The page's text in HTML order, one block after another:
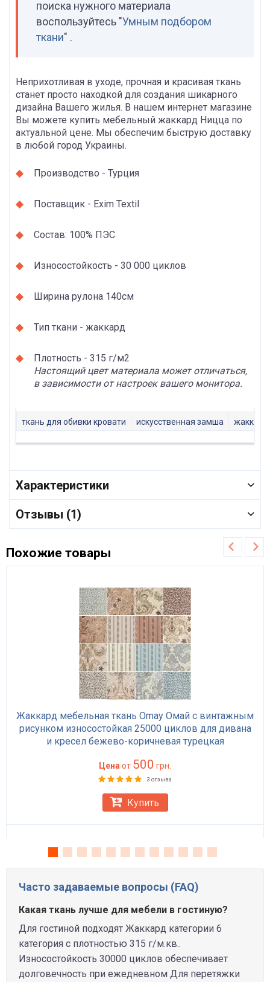
поиска нужного материала
воспользуйтесь "Умным подбором
ткани" .
Неприхотливая в уходе, прочная и красивая ткань
станет просто находкой для создания шикарного
дизайна Вашего жилья. В нашем интернет магазине
Вы можете купить мебельный жаккард Ницца по
актуальной цене. Мы обеспечим быструю доставку
в любой город Украины.
Производство - Турция
Поставщик - Exim Textil
Состав: 100% ПЭС
Износостойкость - 30 000 циклов
Ширина рулона 140см
Тип ткани - жаккард
Плотность - 315 г/м2
Настоящий цвет материала может отличаться,
в зависимости от настроек вашего монитора.
ткань для обивки кровати искусственная замша
Характеристики
Отзывы (1)
Похожие товары
Жаккард мебельная ткань Omay Омай с винтажным
рисунком износостойкая 25000 циклов для дивана
и кресел бежево-коричневая турецкая
Цена от 500 грн.
3 отзыва
Купить
Часто задаваемые вопросы (FAQ)
Какая ткань лучше для мебели в гостиную?
Для гостиной подходят Жаккард категории 6
категория с плотностью 315 г/м.кв..
Износостойкость 30000 циклов обеспечивает
долговечность при ежедневном Для перетяжки